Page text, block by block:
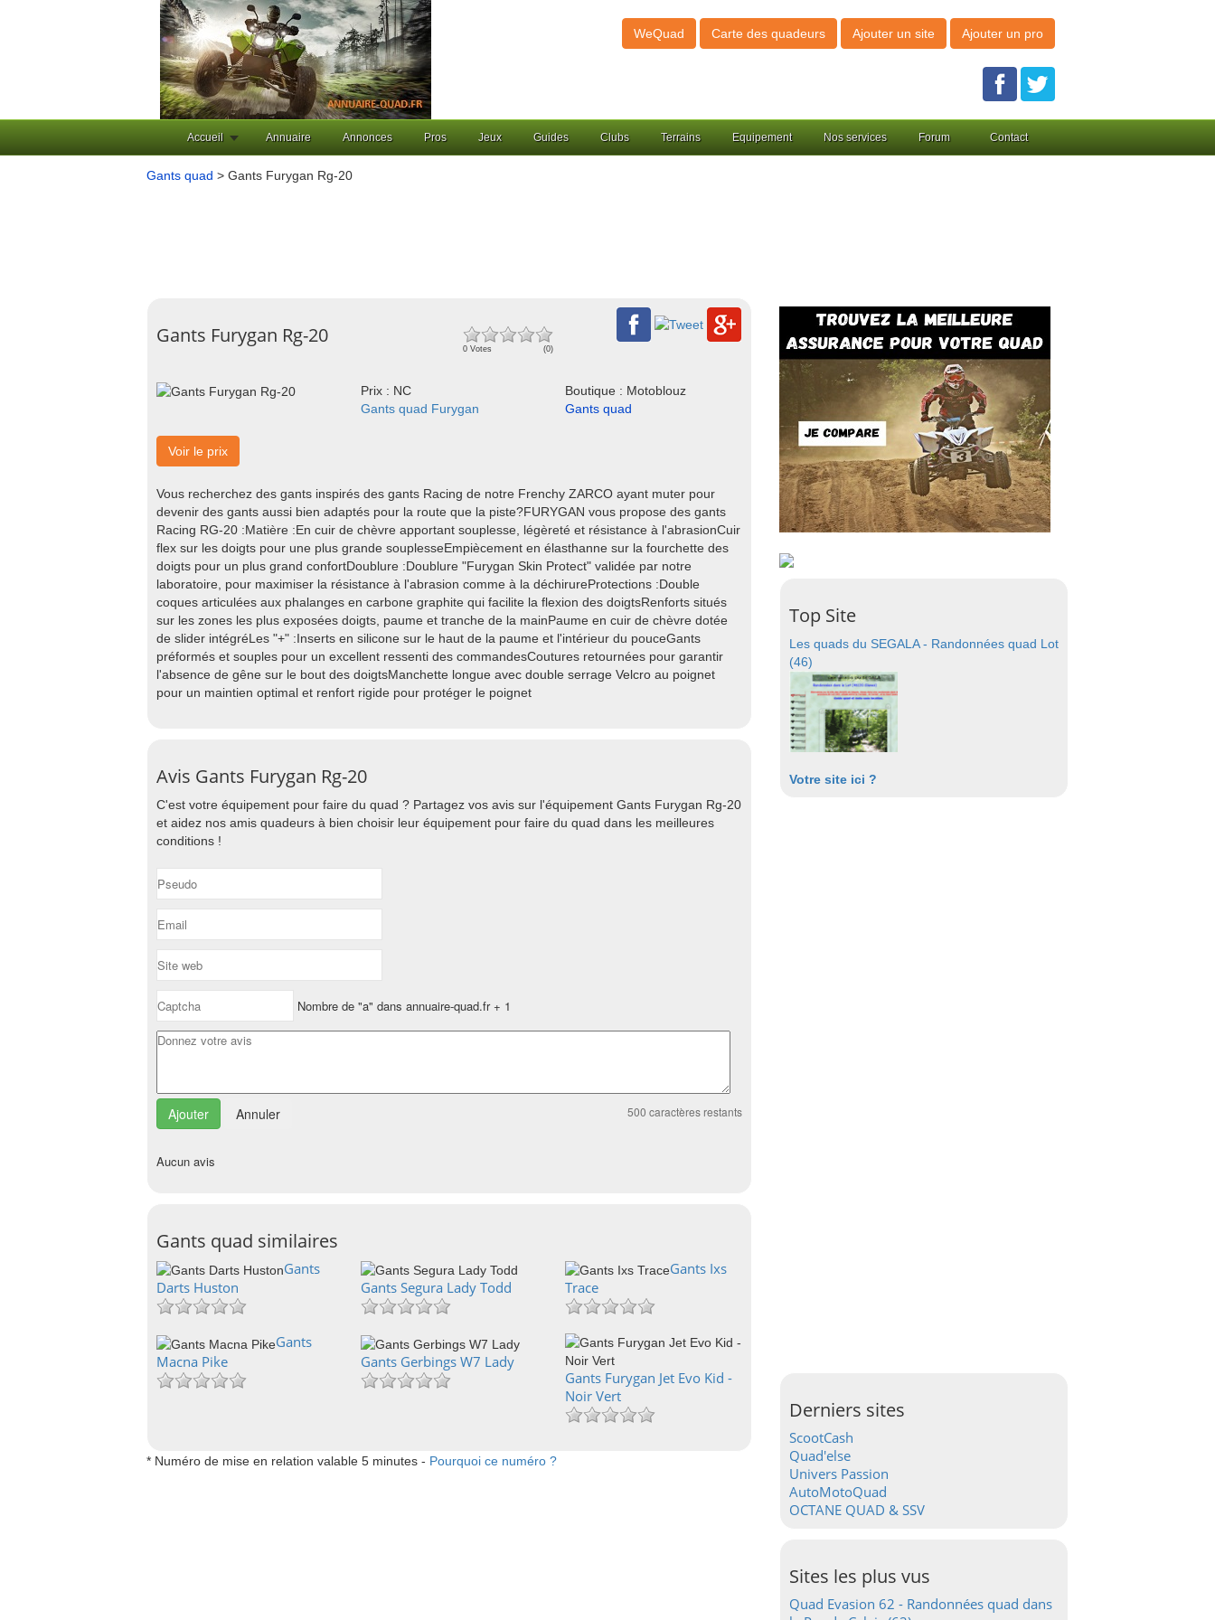
WeQuad Carte des quadeurs Ajouter un site Ajouter un pro
Accueil Annuaire Annonces Pros Jeux Guides Clubs Terrains Equipement Nos services Forum Contact
Gants quad > Gants Furygan Rg-20
Gants Furygan Rg-20
0 Votes (0)
Prix : NC
Boutique : Motoblouz
Gants quad Furygan
Gants quad
Voir le prix
Vous recherchez des gants inspirés des gants Racing de notre Frenchy ZARCO ayant muter pour
devenir des gants aussi bien adaptés pour la route que la piste?FURYGAN vous propose des gants
Racing RG-20 :Matière :En cuir de chèvre apportant souplesse, légèreté et résistance à l'abrasionCuir
flex sur les doigts pour une plus grande souplesseEmpiècement en élasthanne sur la fourchette des
doigts pour un plus grand confortDoublure :Doublure "Furygan Skin Protect" validée par notre
laboratoire, pour maximiser la résistance à l'abrasion comme à la déchirureProtections :Double
coques articulées aux phalanges en carbone graphite qui facilite la flexion des doigtsRenforts situés
sur les zones les plus exposées doigts, paume et tranche de la mainPaume en cuir de chèvre dotée
de slider intégréLes "+" :Inserts en silicone sur le haut de la paume et l'intérieur du pouceGants
préformés et souples pour un excellent ressenti des commandesCoutures retournées pour garantir
l'absence de gêne sur le bout des doigtsManchette longue avec double serrage Velcro au poignet
pour un maintien optimal et renfort rigide pour protéger le poignet
Avis Gants Furygan Rg-20
C'est votre équipement pour faire du quad ? Partagez vos avis sur l'équipement Gants Furygan Rg-20
et aidez nos amis quadeurs à bien choisir leur équipement pour faire du quad dans les meilleures
conditions !
Nombre de "a" dans annuaire-quad.fr + 1
Annuler 500 caractères restants
Aucun avis
Gants quad similaires
Gants
Darts Huston
Gants Segura Lady Todd
Gants Ixs
Trace
Gants
Macna Pike
Gants Gerbings W7 Lady
Gants Furygan Jet Evo Kid -
Noir Vert
* Numéro de mise en relation valable 5 minutes - Pourquoi ce numéro ?
Top Site
Les quads du SEGALA - Randonnées quad Lot
(46)
Votre site ici ?
Derniers sites
ScootCash
Quad'else
Univers Passion
AutoMotoQuad
OCTANE QUAD & SSV
Sites les plus vus
Quad Evasion 62 - Randonnées quad dans